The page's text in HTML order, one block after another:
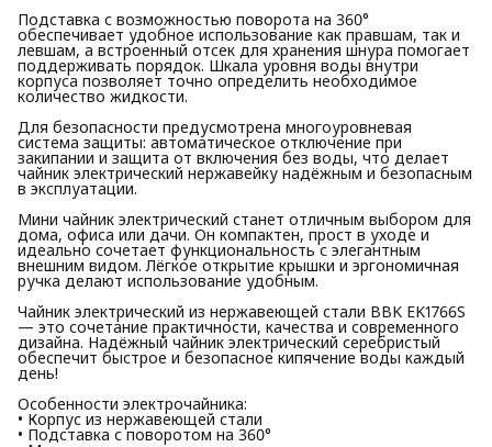
Подставка с возможностью поворота на 360°
обеспечивает удобное использование как правшам, так и
левшам, а встроенный отсек для хранения шнура помогает
поддерживать порядок. Шкала уровня воды внутри
корпуса позволяет точно определить необходимое
количество жидкости.
Для безопасности предусмотрена многоуровневая
система защиты: автоматическое отключение при
закипании и защита от включения без воды, что делает
чайник электрический нержавейку надёжным и безопасным
в эксплуатации.
Мини чайник электрический станет отличным выбором для
дома, офиса или дачи. Он компактен, прост в уходе и
идеально сочетает функциональность с элегантным
внешним видом. Лёгкое открытие крышки и эргономичная
ручка делают использование удобным.
Чайник электрический из нержавеющей стали BBK EK1766S
— это сочетание практичности, качества и современного
дизайна. Надёжный чайник электрический серебристый
обеспечит быстрое и безопасное кипячение воды каждый
день!
Особенности электрочайника:
• Корпус из нержавеющей стали
• Подставка с поворотом на 360°